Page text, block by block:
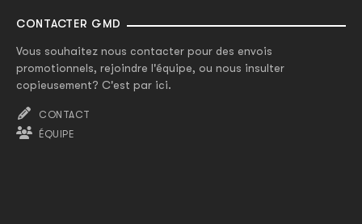
CONTACTER GMD
Vous souhaitez nous contacter pour des envois
promotionnels, rejoindre l'équipe, ou nous insulter
copieusement? C'est par ici.
CONTACT
ÉQUIPE